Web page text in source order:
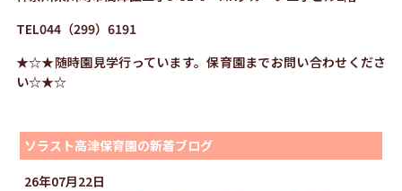
TEL044（299） 6191
★☆★随時園見学行っています。保育園までお問い合わせくださ
い☆★☆
ソラスト高津保育園の新着ブログ
26年07月22日